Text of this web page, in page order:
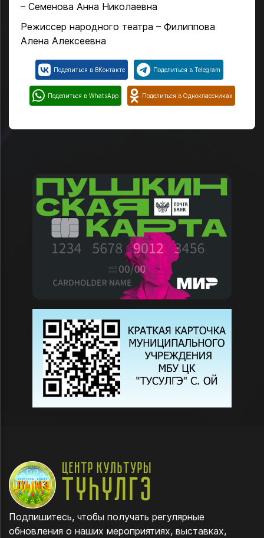
– Семенова Анна Николаевна
Режиссер народного театра – Филиппова
Алена Алексеевна
Поделиться в ВКонтакте Поделиться в Telegram
Поделиться в WhatsApp Поделиться в Одноклассниках
Подпишитесь, чтобы получать регулярные
обновления о наших мероприятиях, выставках,